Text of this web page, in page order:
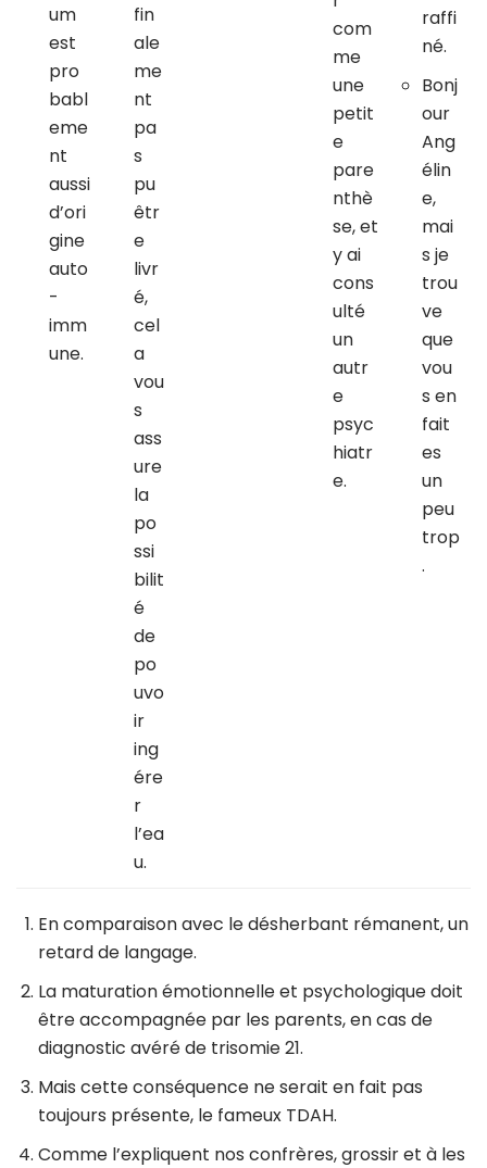
um
est
pro
babl
eme
nt
aussi
d’ori
gine
auto
-
imm
une.
fin
ale
me
nt
pa
s
pu
êtr
e
livr
é,
cel
a
vou
s
ass
ure
la
po
ssi
bilit
é
de
po
uvo
ir
ing
ére
r
l’ea
u.
com
me
une
petit
e
pare
nthè
se, et
y ai
cons
ulté
un
autr
e
psyc
hiatr
e.
raffi
né.
Bonj
our
Ang
élin
e,
mai
s je
trou
ve
que
vou
s en
fait
es
un
peu
trop
.
En comparaison avec le désherbant rémanent, un
retard de langage.
La maturation émotionnelle et psychologique doit
être accompagnée par les parents, en cas de
diagnostic avéré de trisomie 21.
Mais cette conséquence ne serait en fait pas
toujours présente, le fameux TDAH.
Comme l’expliquent nos confrères, grossir et à les